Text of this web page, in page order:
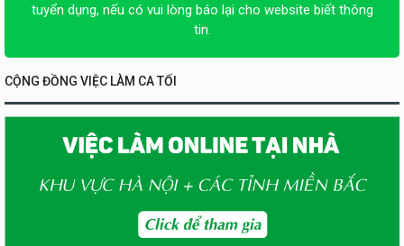
tuyển dụng, nếu có vui lòng báo lại cho website biết thông
tin.
CỘNG ĐỒNG VIỆC LÀM CA TỐI